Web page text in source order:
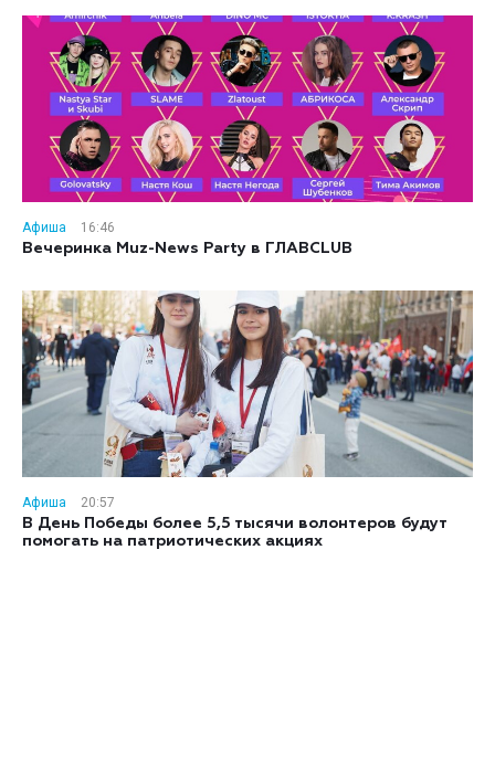
Афиша
16:46
Вечеринка Muz-News Party в ГЛАВCLUB
Афиша
20:57
В День Победы более 5,5 тысячи волонтеров будут
помогать на патриотических акциях